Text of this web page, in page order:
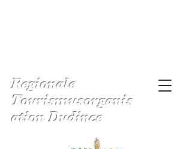
Regionale
Tourismusorganis
ation Dudince